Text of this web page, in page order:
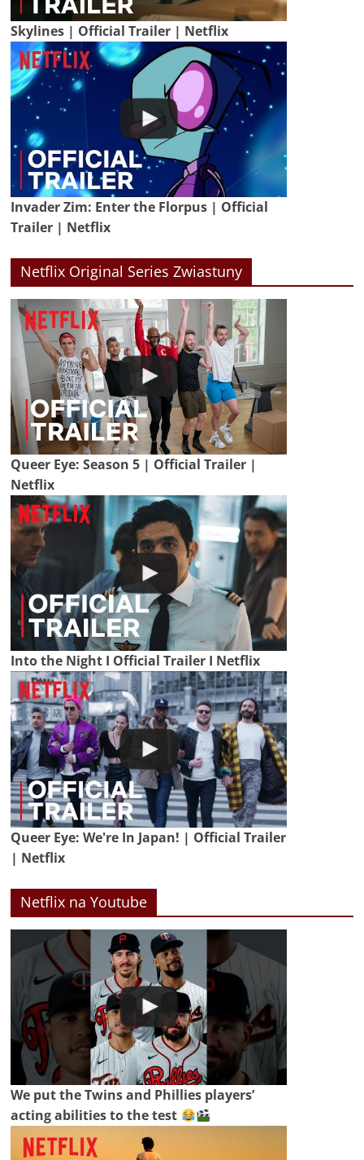
Skylines | Official Trailer | Netflix
Invader Zim: Enter the Florpus | Official
Trailer | Netflix
Netflix Original Series Zwiastuny
Queer Eye: Season 5 | Official Trailer |
Netflix
Into the Night I Official Trailer I Netflix
Queer Eye: We're In Japan! | Official Trailer
| Netflix
Netflix na Youtube
We put the Twins and Phillies players’
acting abilities to the test